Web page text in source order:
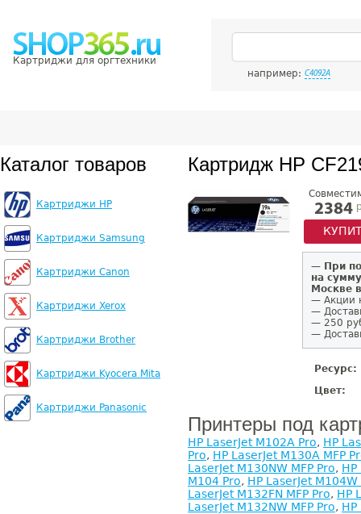
Картриджи для оргтехники
например: C4092A
Каталог товаров
Картриджи HP
Картриджи Samsung
Картриджи Canon
Картриджи Xerox
Картриджи Brother
Картриджи Kyocera Mita
Картриджи Panasonic
Картридж HP
2384
— При
на
Москве
— Акции
—
— 250
—
Ресурс:
Цвет:
Принтеры под
HP LaserJet M102A Pro, HP
Pro, HP LaserJet M130A MFP
LaserJet M130NW MFP Pro,
M104 Pro, HP LaserJet M104W
LaserJet M132FN MFP Pro, HP
LaserJet M132NW MFP Pro, HP